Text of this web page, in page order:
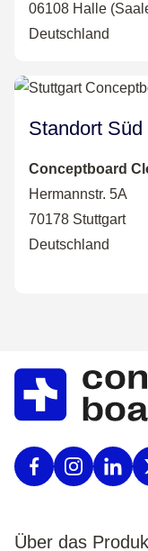
06108 Halle
Deutschland
Standort Süd
Conceptboard
Hermannstr. 5A
70178 Stuttgart
Deutschland
Über das